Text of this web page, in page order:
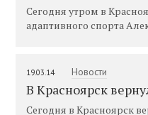
Сегодня утром в
адаптивного спорта
19.03.14 Новости
В Красноярск
Сегодня в Красноярск